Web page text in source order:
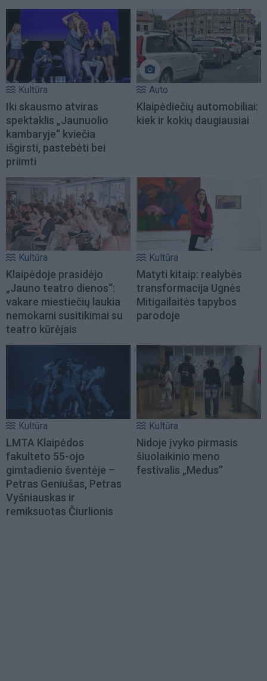
Kultūra
Iki skausmo atviras
spektaklis „Jaunuolio
kambaryje“ kviečia
išgirsti, pastebėti bei
priimti
Auto
Klaipėdiečių automobiliai:
kiek ir kokių daugiausiai
Kultūra
Klaipėdoje prasidėjo
„Jauno teatro dienos“:
vakare miestiečių laukia
nemokami susitikimai su
teatro kūrėjais
Kultūra
Matyti kitaip: realybės
transformacija Ugnės
Mitigailaitės tapybos
parodoje
Kultūra
LMTA Klaipėdos
fakulteto 55-ojo
gimtadienio šventėje –
Petras Geniušas, Petras
Vyšniauskas ir
remiksuotas Čiurlionis
Kultūra
Nidoje įvyko pirmasis
šiuolaikinio meno
festivalis „Medus“